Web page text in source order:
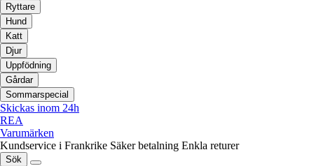
Ryttare
Hund
Katt
Djur
Uppfödning
Gårdar
Sommarspecial
Skickas inom 24h
REA
Varumärken
Kundservice i Frankrike Säker betalning Enkla returer
Sök